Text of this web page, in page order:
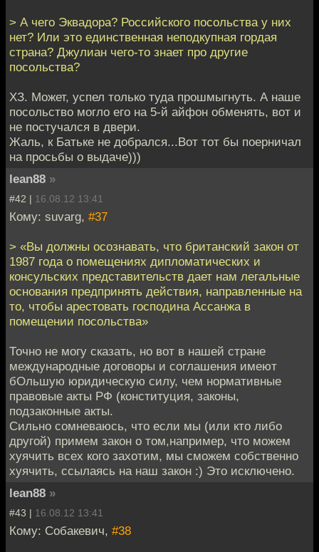
> А чего Эквадора? Российского посольства у них
нет? Или это единственная неподкупная гордая
страна? Джулиан чего-то знает про другие
посольства?
ХЗ. Может, успел только туда прошмыгнуть. А наше
посольство могло его на 5-й айфон обменять, вот и
не постучался в двери.
Жаль, к Батьке не добрался...Вот тот бы поерничал
на просьбы о выдаче)))
lean88 »
#42 | 16.08.12 13:41
Кому: suvarg, #37
> «Вы должны осознавать, что британский закон от
1987 года о помещениях дипломатических и
консульских представительств дает нам легальные
основания предпринять действия, направленные на
то, чтобы арестовать господина Ассанжа в
помещении посольства»
Точно не могу сказать, но вот в нашей стране
международные договоры и соглашения имеют
бОльшую юридическую силу, чем нормативные
правовые акты РФ (конституция, законы,
подзаконные акты.
Сильно сомневаюсь, что если мы (или кто либо
другой) примем закон о том,например, что можем
хуячить всех кого захотим, мы сможем собственно
хуячить, ссылаясь на наш закон :) Это исключено.
lean88 »
#43 | 16.08.12 13:41
Кому: Собакевич, #38